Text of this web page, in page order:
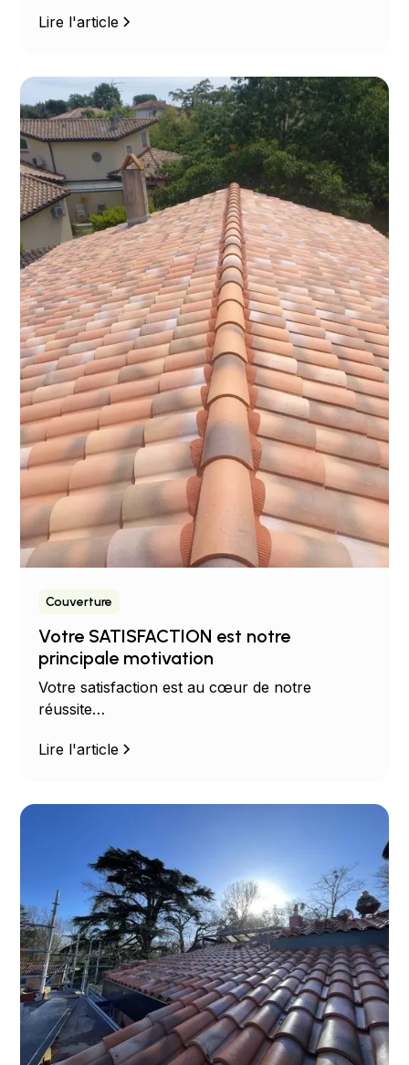
Lire l'article
Couverture
Votre SATISFACTION est notre
principale motivation
Votre satisfaction est au cœur de notre
réussite…
Lire l'article